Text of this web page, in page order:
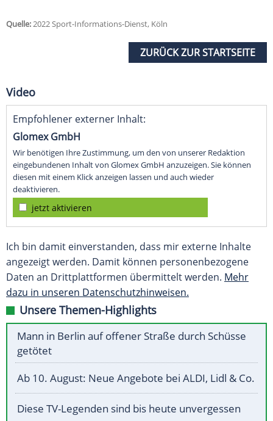
Quelle:2022 Sport-Informations-Dienst, Köln
ZURÜCK ZUR STARTSEITE
Video
Empfohlener externer Inhalt:
Glomex GmbH
Wir benötigen Ihre Zustimmung, um den von unserer Redaktion
eingebundenen Inhalt von Glomex GmbH anzuzeigen. Sie können
diesen mit einem Klick anzeigen lassen und auch wieder
deaktivieren.
jetzt aktivieren
Ich bin damit einverstanden, dass mir externe Inhalte
angezeigt werden. Damit können personenbezogene
Daten an Drittplattformen übermittelt werden. Mehr
dazu in unseren Datenschutzhinweisen.
Unsere Themen-Highlights
Mann in Berlin auf offener Straße durch Schüsse
getötet
Ab 10. August: Neue Angebote bei ALDI, Lidl & Co.
Diese TV-Legenden sind bis heute unvergessen